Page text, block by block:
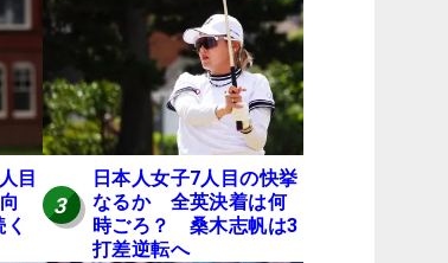
目
3
日本人女子7人目の快挙
なるか 全英決着は何
時ごろ？ 桑木志帆は3
打差逆転へ